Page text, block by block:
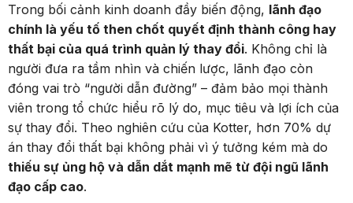
Trong bối cảnh kinh doanh đầy biến động, lãnh đạo
chính là yếu tố then chốt quyết định thành công hay
thất bại của quá trình quản lý thay đổi. Không chỉ là
người đưa ra tầm nhìn và chiến lược, lãnh đạo còn
đóng vai trò “người dẫn đường” – đảm bảo mọi thành
viên trong tổ chức hiểu rõ lý do, mục tiêu và lợi ích của
sự thay đổi. Theo nghiên cứu của Kotter, hơn 70% dự
án thay đổi thất bại không phải vì ý tưởng kém mà do
thiếu sự ủng hộ và dẫn dắt mạnh mẽ từ đội ngũ lãnh
đạo cấp cao.